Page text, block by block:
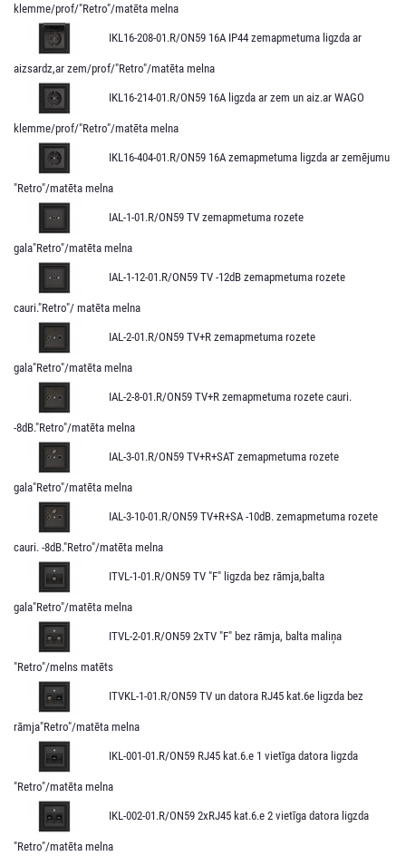
klemme/prof/"Retro"/matēta melna
IKL16-208-01.R/ON59 16A IP44 zemapmetuma ligzda ar
aizsardz,ar zem/prof/"Retro"/matēta melna
IKL16-214-01.R/ON59 16A ligzda ar zem un aiz.ar WAGO
klemme/prof/"Retro"/matēta melna
IKL16-404-01.R/ON59 16A zemapmetuma ligzda ar zemējumu
"Retro"/matēta melna
IAL-1-01.R/ON59 TV zemapmetuma rozete
gala"Retro"/matēta melna
IAL-1-12-01.R/ON59 TV -12dB zemapmetuma rozete
cauri."Retro"/ matēta melna
IAL-2-01.R/ON59 TV+R zemapmetuma rozete
gala"Retro"/matēta melna
IAL-2-8-01.R/ON59 TV+R zemapmetuma rozete cauri.
-8dB."Retro"/matēta melna
IAL-3-01.R/ON59 TV+R+SAT zemapmetuma rozete
gala"Retro"/matēta melna
IAL-3-10-01.R/ON59 TV+R+SA -10dB. zemapmetuma rozete
cauri. -8dB."Retro"/matēta melna
ITVL-1-01.R/ON59 TV "F" ligzda bez rāmja,balta
gala"Retro"/matēta melna
ITVL-2-01.R/ON59 2xTV "F" bez rāmja, balta maliņa
"Retro"/melns matēts
ITVKL-1-01.R/ON59 TV un datora RJ45 kat.6e ligzda bez
rāmja"Retro"/matēta melna
IKL-001-01.R/ON59 RJ45 kat.6.e 1 vietīga datora ligzda
"Retro"/matēta melna
IKL-002-01.R/ON59 2xRJ45 kat.6.e 2 vietīga datora ligzda
"Retro"/matēta melna